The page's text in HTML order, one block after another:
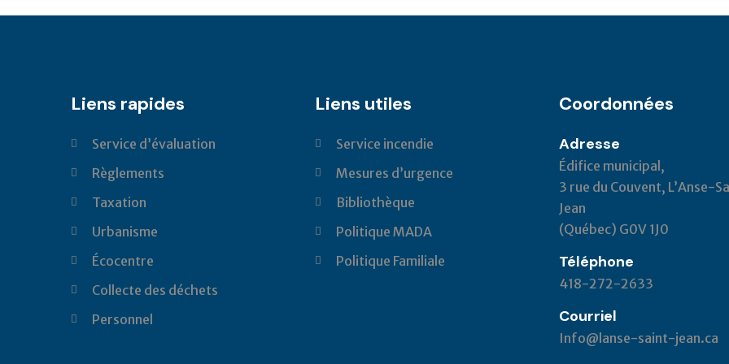
Liens rapides
Service d’évaluation
Règlements
Taxation
Urbanisme
Écocentre
Collecte des déchets
Personnel
Liens utiles
Service incendie
Mesures d’urgence
Bibliothèque
Politique MADA
Politique Familiale
Coordonnées
Adresse
Édifice municipal,
3 rue du Couvent, L’Anse-
Jean
(Québec) G0V 1J0
Téléphone
418-272-2633
Courriel
Info@lanse-saint-jean.ca